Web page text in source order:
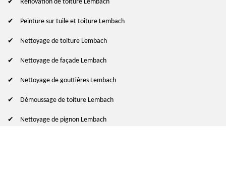
Rénovation de toiture Lembach
Peinture sur tuile et toiture Lembach
Nettoyage de toiture Lembach
Nettoyage de façade Lembach
Nettoyage de gouttières Lembach
Démoussage de toiture Lembach
Nettoyage de pignon Lembach